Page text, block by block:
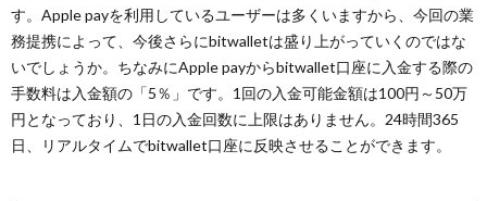
す。Apple payを利用しているユーザーは多くいますから、今回の業
務提携によって、今後さらにbitwalletは盛り上がっていくのではな
いでしょうか。ちなみにApple payからbitwallet口座に入金する際の
手数料は入金額の「5％」です。1回の入金可能金額は100円～50万
円となっており、1日の入金回数に上限はありません。24時間365
日、リアルタイムでbitwallet口座に反映させることができます。